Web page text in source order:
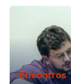
Encontros